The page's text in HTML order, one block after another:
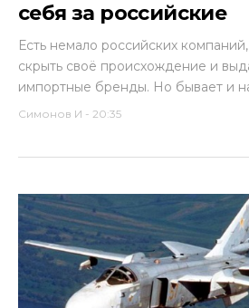
себя за российские
Есть немало российских
скрыть своё происхождение и
импортные бренды. Но бывает и
Симонов И - 20:35